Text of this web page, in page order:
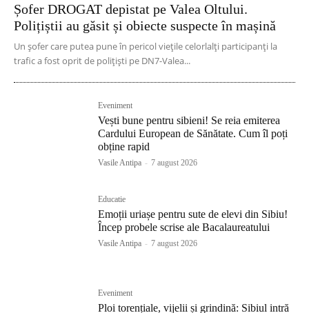
Șofer DROGAT depistat pe Valea Oltului.
Polițiștii au găsit și obiecte suspecte în mașină
Un șofer care putea pune în pericol viețile celorlalți participanți la
trafic a fost oprit de polițiști pe DN7-Valea...
Eveniment
Vești bune pentru sibieni! Se reia emiterea
Cardului European de Sănătate. Cum îl poți
obține rapid
Vasile Antipa - 7 august 2026
Educatie
Emoții uriașe pentru sute de elevi din Sibiu!
Încep probele scrise ale Bacalaureatului
Vasile Antipa - 7 august 2026
Eveniment
Ploi torențiale, vijelii și grindină: Sibiul intră